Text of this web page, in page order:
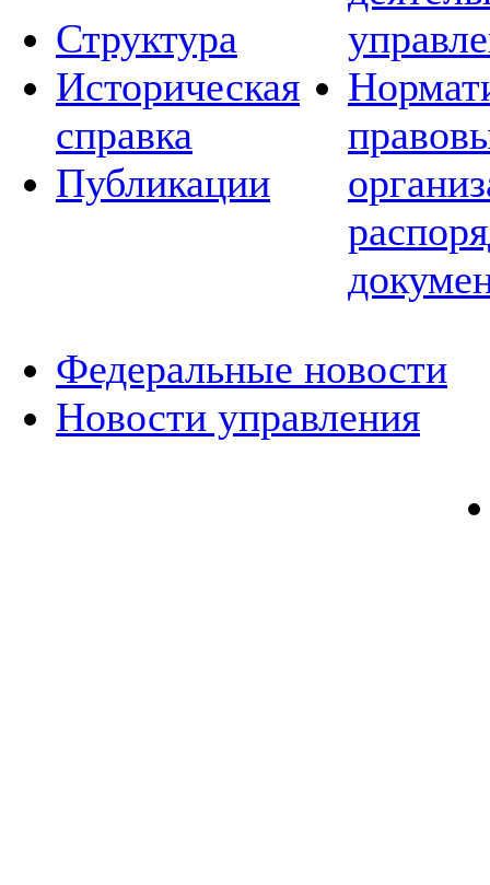
Структура
Историческая
справка
Публикации
Федеральные новости
Новости управления